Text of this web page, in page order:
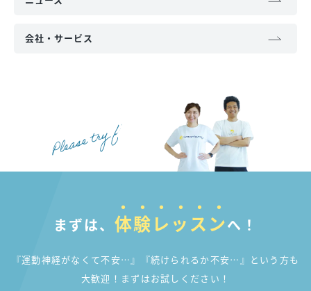
会社・サービス
まずは、 体験レッスンへ！
『運動神経がなくて不安…』『続けられるか不安…』 という方も
大歓迎！まずはお試しください！